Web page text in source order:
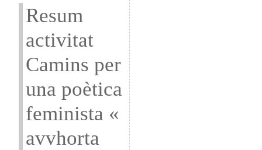
Resum
activitat
Camins per
una poètica
feminista «
avvhorta